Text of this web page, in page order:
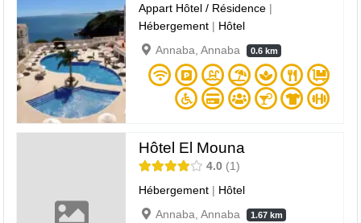
Appart Hôtel / Résidence |
Hébergement | Hôtel
Annaba, Annaba
0.6 km
Hôtel El Mouna
4.0
1
Hébergement | Hôtel
Annaba, Annaba
1.67 km